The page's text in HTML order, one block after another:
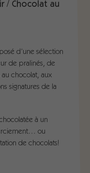
/ Chocolat au
d’une sélection
de pralinés, de
chocolat, aux
signatures de la
à un
ou
de chocolats!